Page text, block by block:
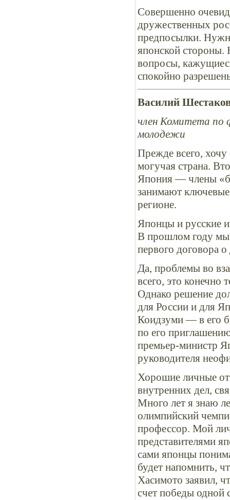
Совершенно
дружественных
предпосылки.
японской стороны.
вопросы,
спокойно
Василий
член Комитета по
молодежи
Прежде всего,
могучая страна.
Япония — члены
занимают
регионе.
Японцы и русские
В прошлом году мы
первого договора
Да, проблемы во
всего, это конечно
Однако решение
для России и для
Коидзуми — в его
по его
премьер-министр
руководителя
Хорошие личные
внутренних дел,
Много лет я знаю
олимпийский
профессор. Мой
представителями
сами японцы
будет напомнить,
Хасимото заявил,
счет победы одной